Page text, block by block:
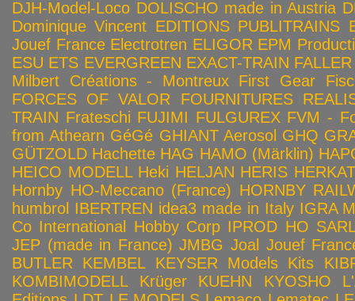
DJH-Model-Loco DOLISCHO made in Austria
Dominique Vincent EDITIONS PUBLITRAINS
Jouef France Electrotren ELIGOR EPM
ESU ETS EVERGREEN EXACT-TRAIN FALLER
Milbert Créations - Montreux First Gear
FORCES OF VALOR
FOURNITURES
TRAIN Frateschi FUJIMI FULGUREX FVM -
from Athearn GéGé GHIANT Aerosol GHQ
GÜTZOLD Hachette HAG HAMO (Märklin)
HEICO MODELL Heki HELJAN HERIS HERKAT
Hornby HO-Meccano (France) HORNBY
humbrol IBERTREN idea3 made in Italy IGRA
Co International Hobby Corp IPROD HO
JEP (made in France) JMBG Joal Jouef
BUTLER
KEMBEL KEYSER Models Kits
KOMBIMODELL
Krüger KUEHN KYOSHO